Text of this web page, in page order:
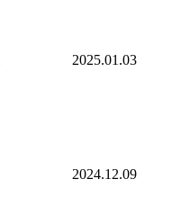
2025.01.03
2024.12.09